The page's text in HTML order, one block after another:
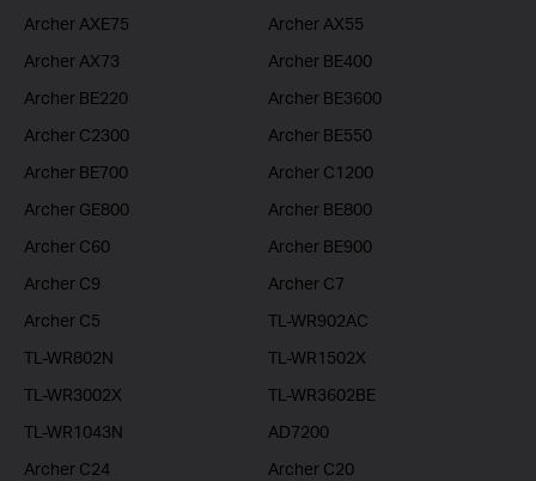
Archer AXE75
Archer AX55
Archer AX73
Archer BE400
Archer BE220
Archer BE3600
Archer C2300
Archer BE550
Archer BE700
Archer C1200
Archer GE800
Archer BE800
Archer C60
Archer BE900
Archer C9
Archer C7
Archer C5
TL-WR902AC
TL-WR802N
TL-WR1502X
TL-WR3002X
TL-WR3602BE
TL-WR1043N
AD7200
Archer C24
Archer C20